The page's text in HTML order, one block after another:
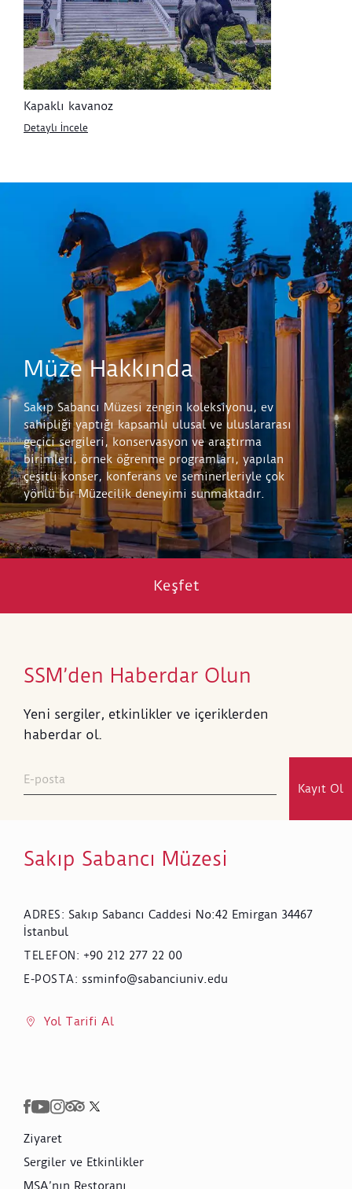
Kapaklı kavanoz
Detaylı İncele
Müze Hakkında
Sakıp Sabancı Müzesi zengin koleksiyonu, ev
sahipliği yaptığı kapsamlı ulusal ve uluslararası
geçici sergileri, konservasyon ve araştırma
birimleri, örnek öğrenme programları, yapılan
çeşitli konser, konferans ve seminerleriyle çok
yönlü bir Müzecilik deneyimi sunmaktadır.
Keşfet
SSM’den Haberdar Olun
Yeni sergiler, etkinlikler ve içeriklerden
haberdar ol.
Kayıt Ol
Sakıp Sabancı Müzesi
ADRES: Sakıp Sabancı Caddesi No:42 Emirgan 34467
İstanbul
TELEFON : +90 212 277 22 00
E-POSTA: ssminfo@sabanciuniv.edu
Yol Tarifi Al
Ziyaret
Sergiler ve Etkinlikler
MSA’nın Restoranı